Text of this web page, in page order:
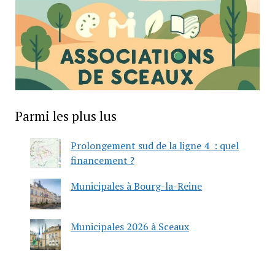
Parmi les plus lus
Prolongement sud de la ligne 4 : quel
financement ?
Municipales à Bourg-la-Reine
Municipales 2026 à Sceaux